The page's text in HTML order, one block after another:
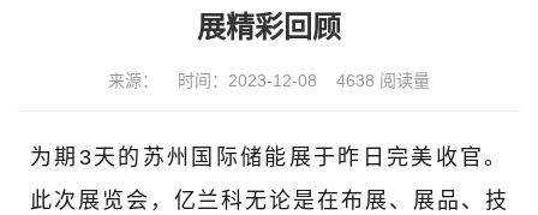
展精彩回顾
来源： 时间：2023-12-08 4638 阅读量
为期3天的苏州国际储能展于昨日完美收官。
此次展览会，亿兰科无论是在布展、展品、技